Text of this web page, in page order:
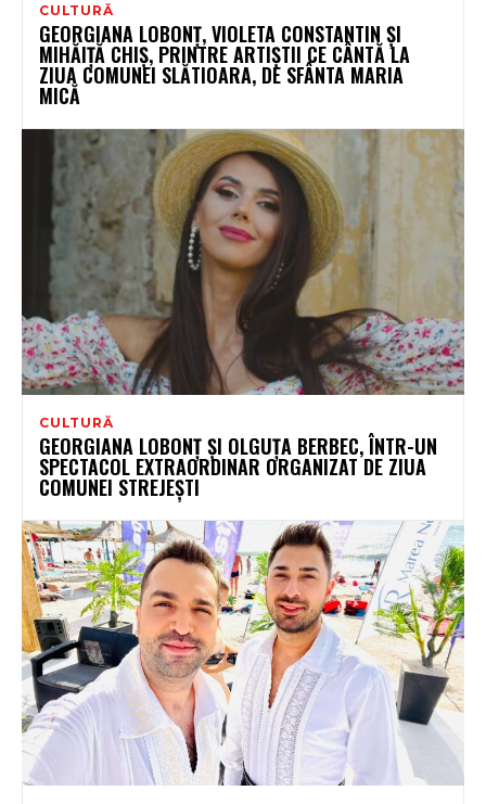
CULTURĂ
GEORGIANA LOBONȚ, VIOLETA CONSTANTIN ȘI
MIHĂIȚĂ CHIȘ, PRINTRE ARTIȘTII CE CÂNTĂ LA
ZIUA COMUNEI SLĂTIOARA, DE SFÂNTA MARIA
MICĂ
CULTURĂ
GEORGIANA LOBONȚ ȘI OLGUȚA BERBEC, ÎNTR-UN
SPECTACOL EXTRAORDINAR ORGANIZAT DE ZIUA
COMUNEI STREJEȘTI